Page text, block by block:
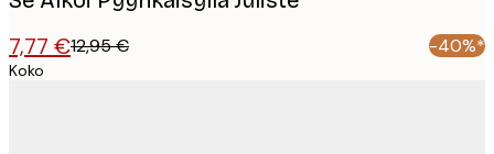
7,77 €12,95 € -40%*
Koko